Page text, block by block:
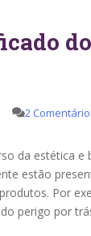
2
da estética
estão
Por
do perigo por